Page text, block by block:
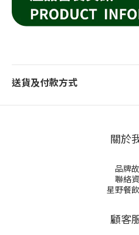
送貨及付款方式
關於
品牌
聯絡
星野餐
顧客